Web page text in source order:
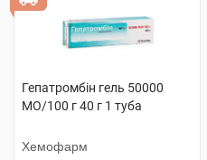
Гепатромбін гель 50000
МО/100 г 40 г 1 туба
Хемофарм